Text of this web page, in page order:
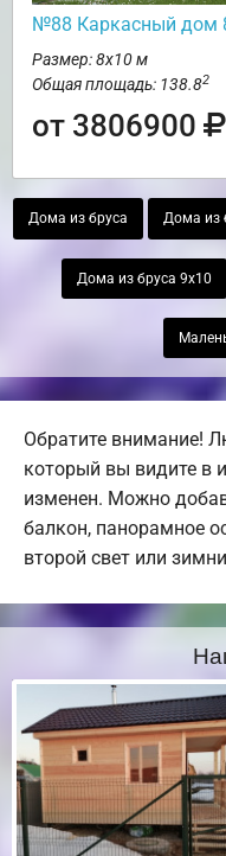
№88 Каркасный дом
Размер: 8х10 м
Общая площадь: 138.82
от 3806900
Дома из бруса Дома из
Дома из бруса 9х10
Обратите внимание!
который вы видите в
изменен. Можно
балкон, панорамное
второй свет или